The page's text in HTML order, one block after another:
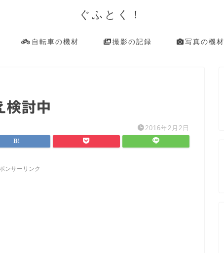
ぐふとく！
自転車の機材 撮影の記録 写真の機材
検討中
2016年2月2日
ンサーリンク